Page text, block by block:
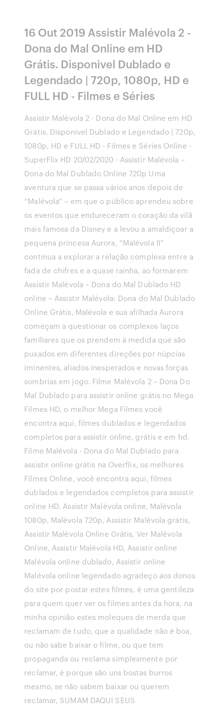
16 Out 2019 Assistir Malévola 2 -
Dona do Mal Online em HD
Grátis. Disponivel Dublado e
Legendado | 720p, 1080p, HD e
FULL HD - Filmes e Séries
Assistir Malévola 2 - Dona do Mal Online em HD
Grátis. Disponivel Dublado e Legendado | 720p,
1080p, HD e FULL HD - Filmes e Séries Online -
SuperFlix HD 20/02/2020 · Assistir Malévola –
Dona do Mal Dublado Online 720p Uma
aventura que se passa vários anos depois de
“Malévola” – em que o público aprendeu sobre
os eventos que endureceram o coração da vilã
mais famosa da Disney e a levou a amaldiçoar a
pequena princesa Aurora, “Malévola II”
continua a explorar a relação complexa entre a
fada de chifres e a quase rainha, ao formarem
Assistir Malévola – Dona do Mal Dublado HD
online – Assistir Malévola: Dona do Mal Dublado
Online Grátis, Malévola e sua afilhada Aurora
começam a questionar os complexos laços
familiares que os prendem à medida que são
puxados em diferentes direções por núpcias
iminentes, aliados inesperados e novas forças
sombrias em jogo. Filme Malévola 2 – Dona Do
Mal Dublado para assistir online grátis no Mega
Filmes HD, o melhor Mega Filmes você
encontra aqui, filmes dublados e legendados
completos para assistir online, grátis e em hd.
Filme Malévola - Dona do Mal Dublado para
assistir online grátis na Overflix, os melhores
Filmes Online, você encontra aqui, filmes
dublados e legendados completos para assistir
online HD. Assistir Malévola online, Malévola
1080p, Malévola 720p, Assistir Malévola grátis,
Assistir Malévola Online Grátis, Ver Malévola
Online, Assistir Malévola HD, Assistir online
Malévola online dublado, Assistir online
Malévola online legendado agradeço aos donos
do site por postar estes filmes, é uma gentileza
para quem quer ver os filmes antes da hora, na
minha opinião estes moleques de merda que
reclamam de tudo, que a qualidade não é boa,
ou não sabe baixar o filme, ou que tem
propaganda ou reclama simplesmente por
reclamar, é porque são uns bostas burros
mesmo, se não sabem baixar ou querem
reclamar, SUMAM DAQUI SEUS